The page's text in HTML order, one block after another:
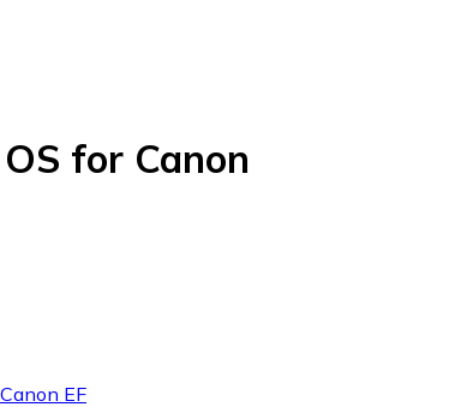
for Canon
EF